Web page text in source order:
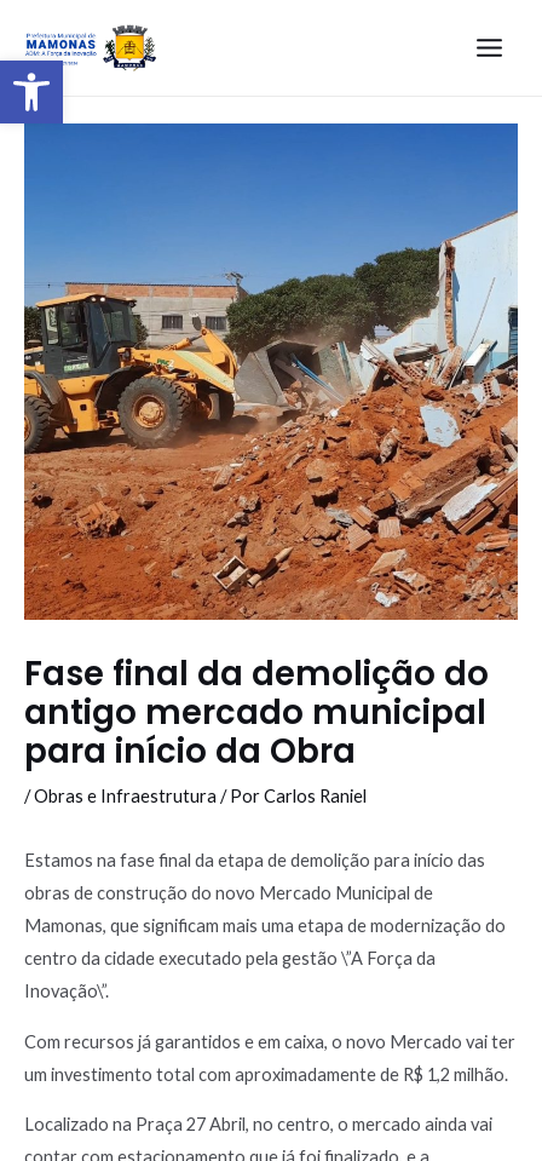
Barra de Ferramentas Aberta
Fase final da demolição do
antigo mercado municipal
para início da Obra
/Obras e Infraestrutura / PorCarlos Raniel
Estamos na fase final da etapa de demolição para início das
obras de construção do novo Mercado Municipal de
Mamonas, que significam mais uma etapa de modernização do
centro da cidade executado pela gestão \”A Força da
Inovação\”.
Com recursos já garantidos e em caixa, o novo Mercado vai ter
um investimento total com aproximadamente de R$ 1,2 milhão.
Localizado na Praça 27 Abril, no centro, o mercado ainda vai